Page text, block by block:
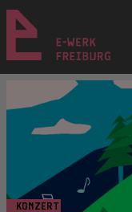
KONZERT